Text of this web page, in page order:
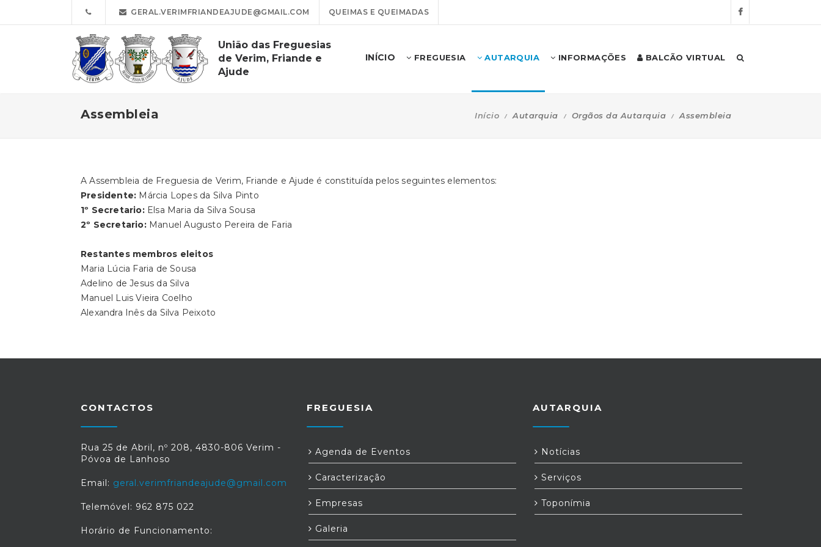
GERAL.VERIMFRIANDEAJUDE@GMAIL.COM QUEIMAS E QUEIMADAS
União das Freguesias
de Verim, Friande e
Ajude
INÍCIO FREGUESIA AUTARQUIA INFORMAÇÕES BALCÃO VIRTUAL
Assembleia Início Autarquia Orgãos da Autarquia Assembleia
A Assembleia de Freguesia de Verim, Friande e Ajude é constituída pelos seguintes elementos:
Presidente: Márcia Lopes da Silva Pinto
1º Secretario:Elsa Maria da Silva Sousa
2º Secretario:Manuel Augusto Pereira de Faria
Restantes membros eleitos
Maria Lúcia Faria de Sousa
Adelino de Jesus da Silva
Manuel Luis Vieira Coelho
Alexandra Inês da Silva Peixoto
CONTACTOS
Rua 25 de Abril, nº 208, 4830-806 Verim -
Póvoa de Lanhoso
Email: geral.verimfriandeajude@gmail.com
Telemóvel: 962 875 022
Horário de Funcionamento:
FREGUESIA
Agenda de Eventos
Caracterização
Empresas
Galeria
AUTARQUIA
Notícias
Serviços
Toponímia